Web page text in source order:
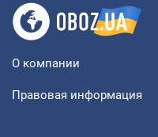
О компании
Правовая информация